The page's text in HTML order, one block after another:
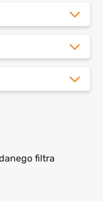
filtra